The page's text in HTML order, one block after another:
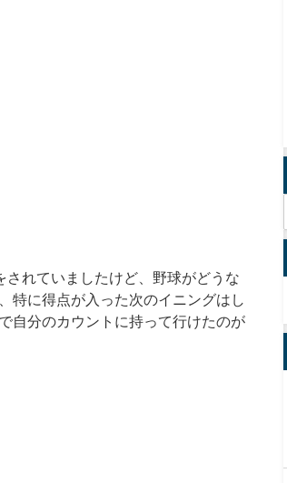
されていましたけど、野球がどうな
特に得点が入った次のイニングはし
自分のカウントに持って行けたのが